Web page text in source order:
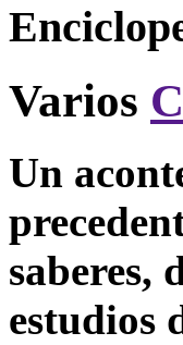
Varios
Un
saberes,
estudios